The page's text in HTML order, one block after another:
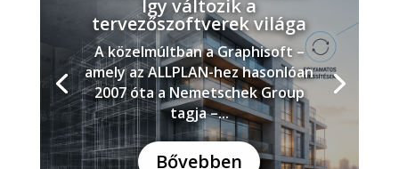
Így változik a
tervezőszoftverek világa
A közelmúltban a Graphisoft –
amely az ALLPLAN-hez hasonlóan
2007 óta a Nemetschek Group
tagja –...
Bővebben